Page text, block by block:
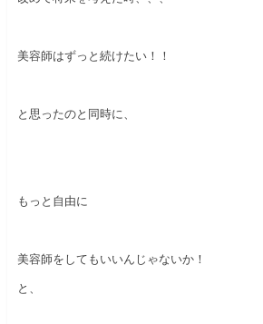
美容師はずっと続けたい！！
と思ったのと同時に、
もっと自由に
美容師をしてもいいんじゃないか！
と、